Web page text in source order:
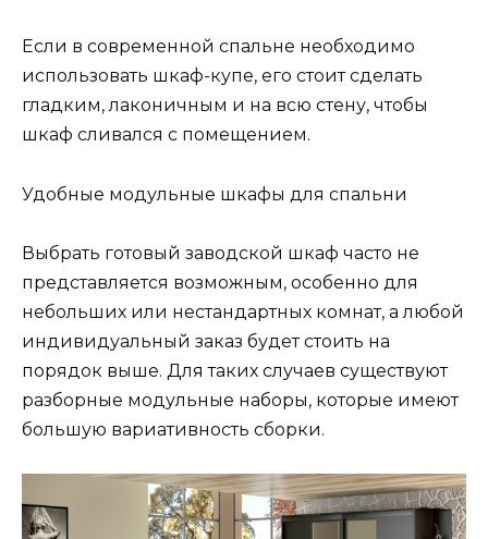
Если в современной спальне необходимо
использовать шкаф-купе, его стоит сделать
гладким, лаконичным и на всю стену, чтобы
шкаф сливался с помещением.
Удобные модульные шкафы для спальни
Выбрать готовый заводской шкаф часто не
представляется возможным, особенно для
небольших или нестандартных комнат, а любой
индивидуальный заказ будет стоить на
порядок выше. Для таких случаев существуют
разборные модульные наборы, которые имеют
большую вариативность сборки.